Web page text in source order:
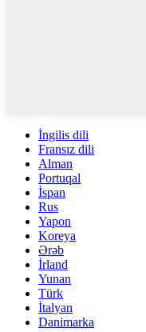
İngilis dili
Fransız dili
Alman
Portuqal
İspan
Rus
Yapon
Koreya
Ərəb
İrland
Yunan
Türk
İtalyan
Danimarka